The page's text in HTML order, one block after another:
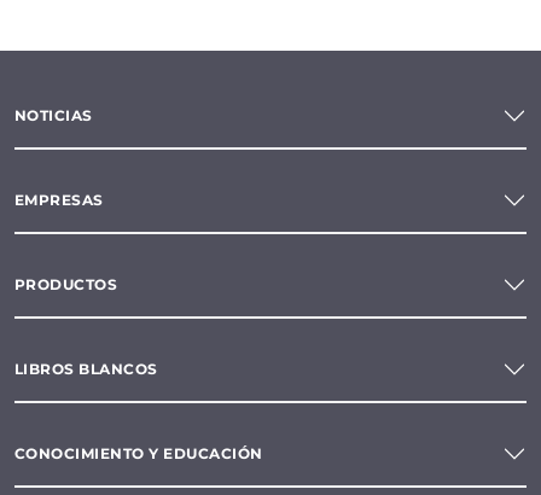
NOTICIAS
EMPRESAS
PRODUCTOS
LIBROS BLANCOS
CONOCIMIENTO Y EDUCACIÓN